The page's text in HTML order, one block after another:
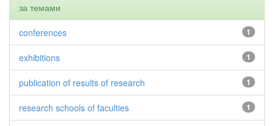
за темами
1
conferences
1
exhibitions
1
publication of results of research
1
research schools of faculties